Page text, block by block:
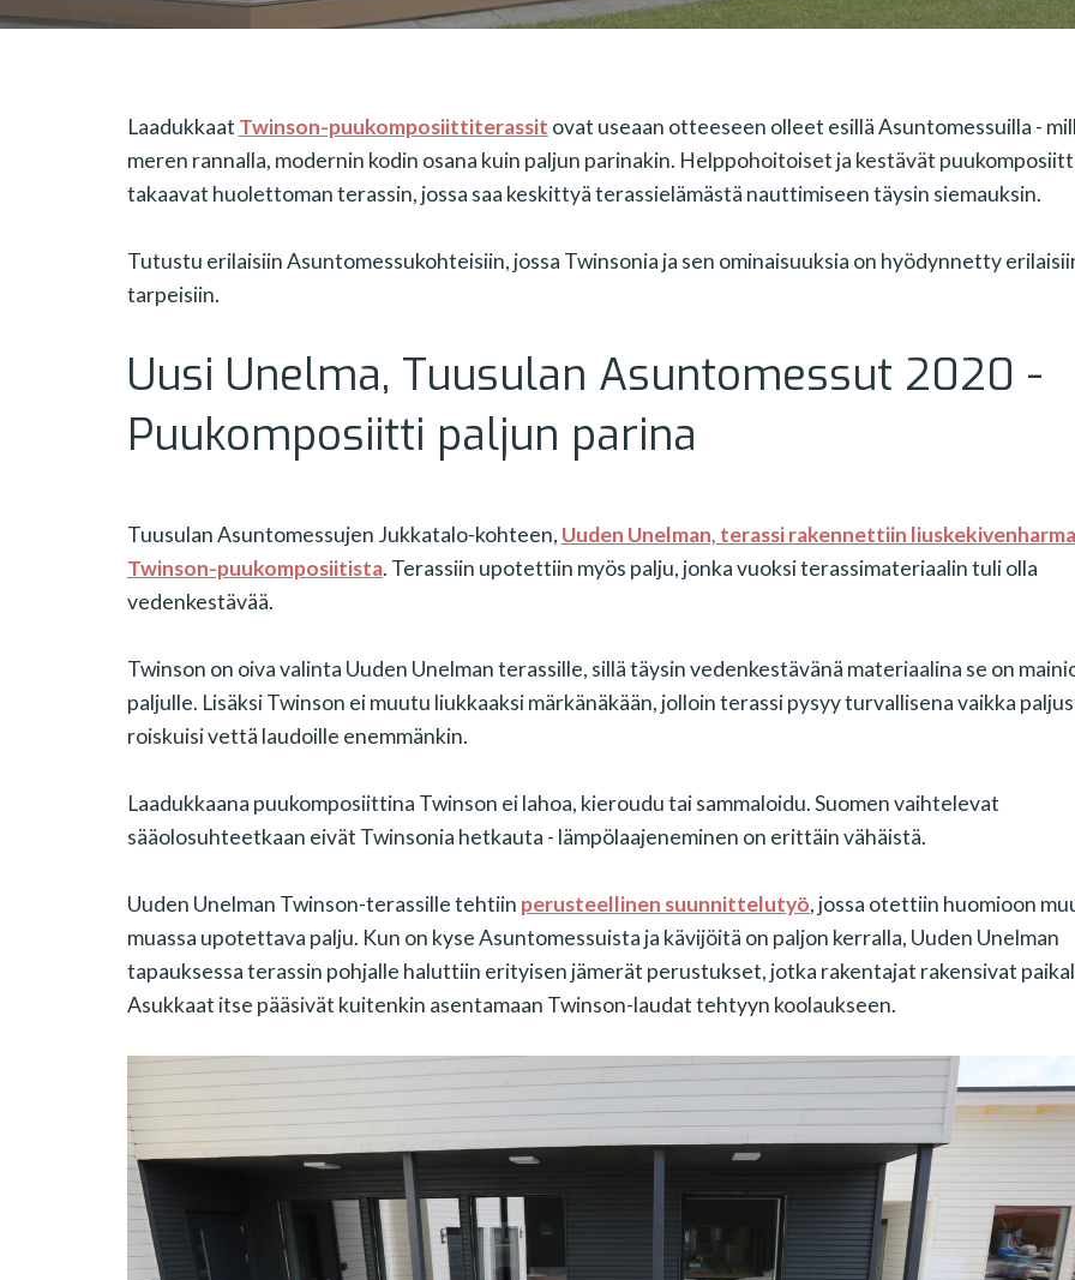
Laadukkaat Twinson-puukomposiittiterassit ovat useaan otteeseen olleet esillä Asuntomessuilla -
meren rannalla, modernin kodin osana kuin paljun parinakin. Helppohoitoiset ja kestävät
takaavat huolettoman terassin, jossa saa keskittyä terassielämästä nauttimiseen täysin siemauksin.
Tutustu erilaisiin Asuntomessukohteisiin, jossa Twinsonia ja sen ominaisuuksia on hyödynnetty
tarpeisiin.
Uusi Unelma, Tuusulan Asuntomessut 2020 -
Puukomposiitti paljun parina
Tuusulan Asuntomessujen Jukkatalo-kohteen, Uuden Unelman, terassi rakennettiin
Twinson-puukomposiitista. Terassiin upotettiin myös palju, jonka vuoksi terassimateriaalin tuli olla
vedenkestävää.
Twinson on oiva valinta Uuden Unelman terassille, sillä täysin vedenkestävänä materiaalina se on
paljulle. Lisäksi Twinson ei muutu liukkaaksi märkänäkään, jolloin terassi pysyy turvallisena vaikka
roiskuisi vettä laudoille enemmänkin.
Laadukkaana puukomposiittina Twinson ei lahoa, kieroudu tai sammaloidu. Suomen vaihtelevat
sääolosuhteetkaan eivät Twinsonia hetkauta - lämpölaajeneminen on erittäin vähäistä.
Uuden Unelman Twinson-terassille tehtiin perusteellinen suunnittelutyö, jossa otettiin huomioon
muassa upotettava palju. Kun on kyse Asuntomessuista ja kävijöitä on paljon kerralla, Uuden Unelman
tapauksessa terassin pohjalle haluttiin erityisen jämerät perustukset, jotka rakentajat rakensivat
Asukkaat itse pääsivät kuitenkin asentamaan Twinson-laudat tehtyyn koolaukseen.